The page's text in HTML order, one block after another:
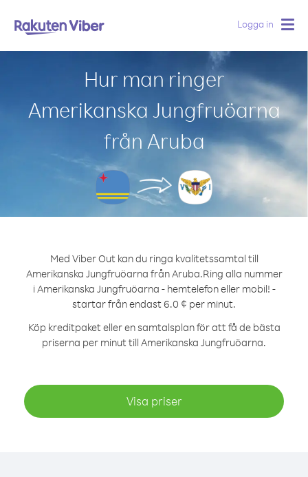
Logga in
Hur man ringer
Amerikanska Jungfruöarna
från Aruba
Med Viber Out kan du ringa kvalitetssamtal till
Amerikanska Jungfruöarna från Aruba.Ring alla nummer
i Amerikanska Jungfruöarna - hemtelefon eller mobil! -
startar från endast 6.0 ¢ per minut.
Köp kreditpaket eller en samtalsplan för att få de bästa
priserna per minut till Amerikanska Jungfruöarna.
Visa priser